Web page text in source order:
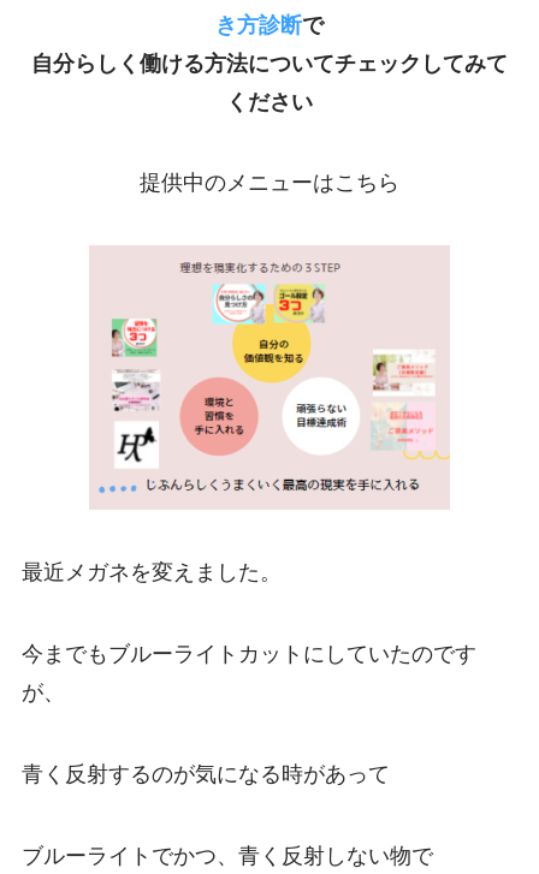
き方診断で
自分らしく働ける方法についてチェックしてみて
ください
提供中のメニューはこちら
最近メガネを変えました。
今までもブルーライトカットにしていたのです
が、
青く反射するのが気になる時があって
ブルーライトでかつ、青く反射しない物で